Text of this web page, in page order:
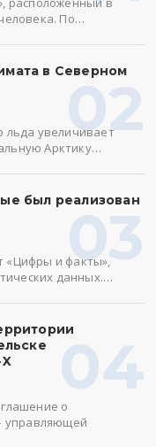
По…
02
в Северном
льда увеличивает
Арктику…
03
был реализован
«Цифры и факты»,
данных.…
04
о
управляющей